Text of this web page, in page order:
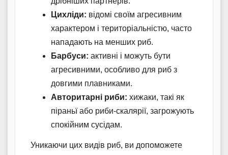
Цихліди: відомі своїм агресивним
характером і територіальністю, часто
нападають на менших риб.
Барбуси: активні і можуть бути
агресивними, особливо для риб з
довгими плавниками.
Авторитарні риби: хижаки, такі як
піраньї або риби-скалярії, загрожують
спокійним сусідам.
Уникаючи цих видів риб, ви допоможете